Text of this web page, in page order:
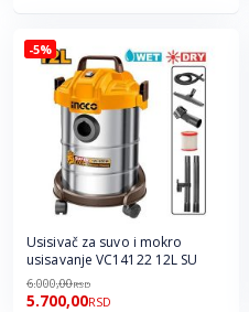
-5%
Usisivač za suvo i mokro
usisavanje VC14122 12L SU
6.000,00RSD
5.700,00RSD